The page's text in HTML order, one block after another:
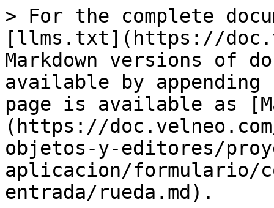
> For the complete
[llms.txt](https://
Markdown versions of
available by
page is available as
(https://
objetos-y-editores/
aplicacion/formulario/
entrada/rueda.md).